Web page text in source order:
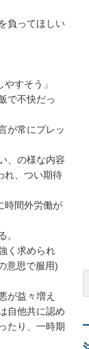
負ってほしい
すそう」
で不快だっ
が常にプレッ
、の様な内容
れ、つい期待
時間外労働が
。
く求められ
意思で服用)
が益々増え
自他共に認め
たり、一時期